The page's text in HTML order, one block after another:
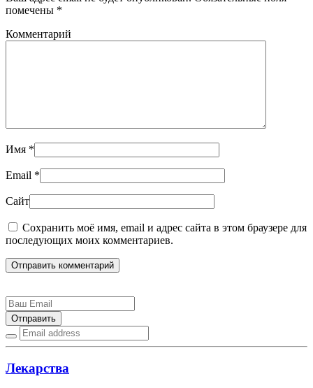
помечены *
Комментарий
Имя *
Email *
Сайт
Сохранить моё имя, email и адрес сайта в этом браузере для
последующих моих комментариев.
Отправить комментарий
Отправить
Лекарства